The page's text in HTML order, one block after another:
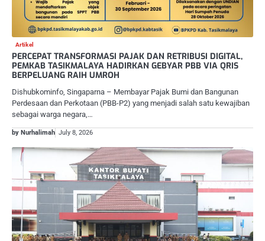
Artikel
PERCEPAT TRANSFORMASI PAJAK DAN RETRIBUSI DIGITAL,
PEMKAB TASIKMALAYA HADIRKAN GEBYAR PBB VIA QRIS
BERPELUANG RAIH UMROH
Dishubkominfo, Singaparna – Membayar Pajak Bumi dan Bangunan
Perdesaan dan Perkotaan (PBB-P2) yang menjadi salah satu kewajiban
sebagai warga negara,…
by Nurhalimah July 8, 2026